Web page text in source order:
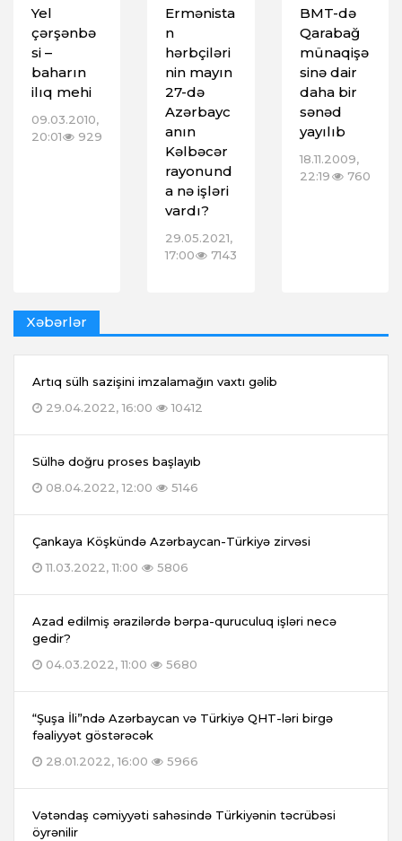
Yel
çərşənbə
si –
baharın
ilıq mehi
09.03.2010,
20:01
929
Ermənista
n
hərbçiləri
nin mayın
27-də
Azərbayc
anın
Kəlbəcər
rayonund
a nə işləri
vardı?
29.05.2021,
17:00
7143
BMT-də
Qarabağ
münaqişə
sinə dair
daha bir
sənəd
yayılıb
18.11.2009,
22:19
760
Xəbərlər
Artıq sülh sazişini imzalamağın vaxtı gəlib
29.04.2022, 16:00
10412
Sülhə doğru proses başlayıb
08.04.2022, 12:00
5146
Çankaya Köşkündə Azərbaycan-Türkiyə zirvəsi
11.03.2022, 11:00
5806
Azad edilmiş ərazilərdə bərpa-quruculuq işləri necə
gedir?
04.03.2022, 11:00
5680
“Şuşa İli”ndə Azərbaycan və Türkiyə QHT-ləri birgə
fəaliyyət göstərəcək
28.01.2022, 16:00
5966
Vətəndaş cəmiyyəti sahəsində Türkiyənin təcrübəsi
öyrənilir